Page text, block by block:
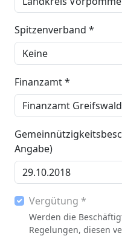
Spitzenverband *
Finanzamt *
Angabe)
Vergütung *
Werden die
Regelungen, diesen